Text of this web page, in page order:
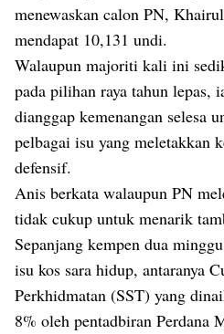
menewaskan calon PN,
mendapat 10,131 undi.
Walaupun majoriti kali ini
pada pilihan raya tahun lepas,
dianggap kemenangan selesa
pelbagai isu yang meletakkan
defensif.
Anis berkata walaupun PN
tidak cukup untuk menarik
Sepanjang kempen dua
isu kos sara hidup, antaranya
Perkhidmatan (SST) yang
8% oleh pentadbiran Perdana